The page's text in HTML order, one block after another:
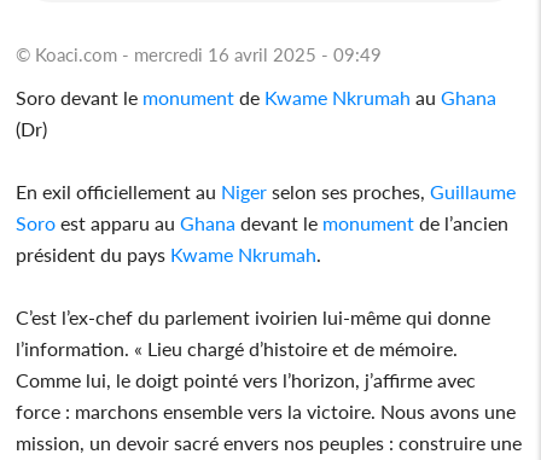
© Koaci.com - mercredi 16 avril 2025 - 09:49
Soro devant le monument de Kwame Nkrumah auGhana
(Dr)
En exil officiellement au Niger selon ses proches,Guillaume
Soro est apparu auGhana devant le monument de l’ancien
président du pays Kwame Nkrumah
C’est l’ex-chef du parlement ivoirien lui-même qui donne
l’information. « Lieu chargé d’histoire et de mémoire.
Comme lui, le doigt pointé vers l’horizon, j’affirme avec
force : marchons ensemble vers la victoire. Nous avons une
mission, un devoir sacré envers nos peuples : construire une